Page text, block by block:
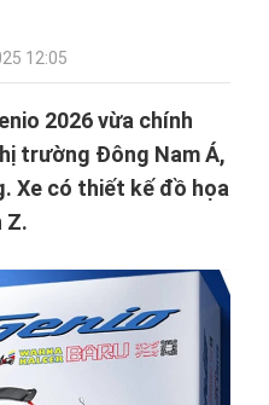
12:05
2026 vừa chính
trường Đông Nam Á,
Xe có thiết kế đồ họa
Z.